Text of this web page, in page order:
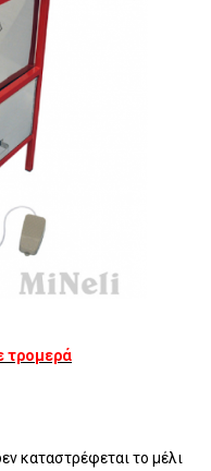
τρομερά
καταστρέφεται το μέλι